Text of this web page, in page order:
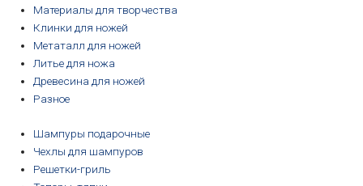
Материалы для творчества
Клинки для ножей
Метаталл для ножей
Литье для ножа
Древесина для ножей
Разное
Шампуры подарочные
Чехлы для шампуров
Решетки-гриль